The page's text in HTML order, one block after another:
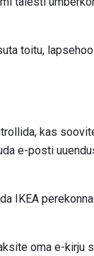
toitu,
kas
e-posti
IKEA
oma e-kirju